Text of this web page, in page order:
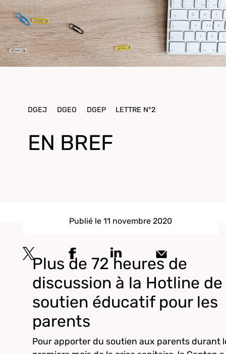
DGEJ DGEO DGEP LETTRE N°2
EN BREF
Publié le 11 novembre 2020
Plus de 72 heures de
discussion à la Hotline de
soutien éducatif pour les
parents
Pour apporter du soutien aux parents durant